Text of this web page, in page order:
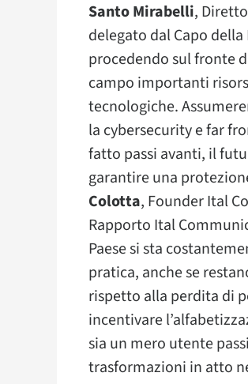
Santo Mirabelli,
delegato dal Capo
procedendo sul fronte
campo importanti
tecnologiche.
la cybersecurity e far
fatto passi avanti, il
garantire una
Colotta, Founder Ital
Rapporto Ital
Paese si sta
pratica, anche se
rispetto alla perdita di
incentivare
sia un mero utente
trasformazioni in atto